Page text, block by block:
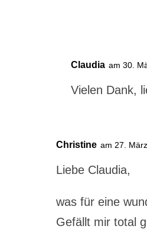
Claudia am 30.
Vielen Dank,
Christine am 27.
Liebe Claudia,
was für eine
Gefällt mir total